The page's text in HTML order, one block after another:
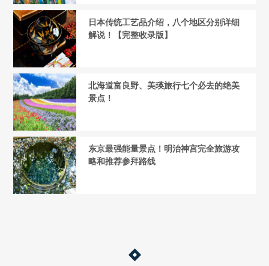
日本传统工艺品介绍，八个地区分别详细
解说！【完整收录版】
北海道富良野、美瑛旅行七个必去的绝美
景点！
东京最强能量景点！明治神宫完全旅游攻
略和推荐参拜路线